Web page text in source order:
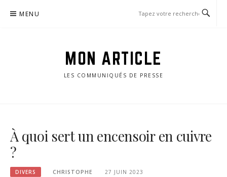
MENU
MON ARTICLE
LES COMMUNIQUÉS DE PRESSE
À quoi sert un encensoir en cuivre
?
DIVERS CHRISTOPHE 27 JUIN 2023